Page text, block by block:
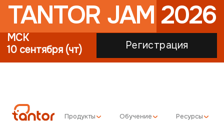
Регистрация
TANTOR JAM 2026
10 сентября (чт)
Продукты Обучение Ресурсы